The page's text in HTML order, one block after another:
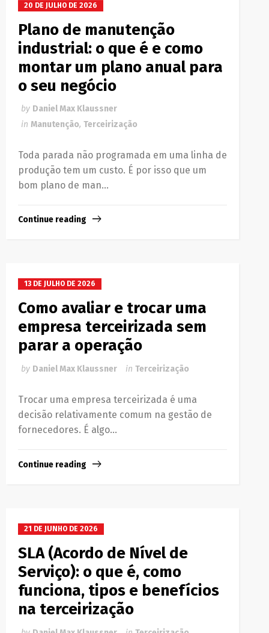
20 DE JULHO DE 2026
Plano de manutenção
industrial: o que é e como
montar um plano anual para
o seu negócio
by Daniel Max Klaussner
in Manutenção, Terceirização
Toda parada não programada em uma linha de
produção tem um custo. É por isso que um
bom plano de man...
Continue reading
13 DE JULHO DE 2026
Como avaliar e trocar uma
empresa terceirizada sem
parar a operação
by Daniel Max Klaussner in Terceirização
Trocar uma empresa terceirizada é uma
decisão relativamente comum na gestão de
fornecedores. É algo...
Continue reading
21 DE JUNHO DE 2026
SLA (Acordo de Nível de
Serviço): o que é, como
funciona, tipos e benefícios
na terceirização